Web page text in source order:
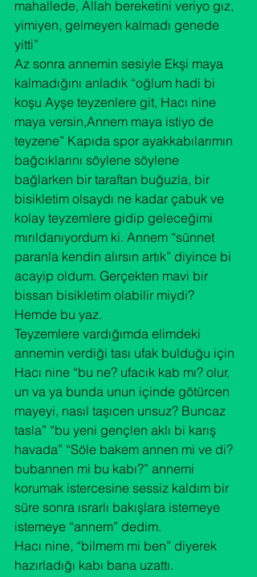
mahallede, Allah bereketini veriyo gız,
yimiyen, gelmeyen kalmadı genede
yitti”
Az sonra annemin sesiyle Ekşi maya
kalmadığını anladık “oğlum hadi bi
koşu Ayşe teyzenlere git, Hacı nine
maya versin,Annem maya istiyo de
teyzene” Kapıda spor ayakkabılarımın
bağcıklarını söylene söylene
bağlarken bir taraftan buğuzla, bir
bisikletim olsaydı ne kadar çabuk ve
kolay teyzemlere gidip geleceğimi
mırıldanıyordum ki. Annem “sünnet
paranla kendin alırsın artık” diyince bi
acayip oldum. Gerçekten mavi bir
bissan bisikletim olabilir miydi?
Hemde bu yaz.
Teyzemlere vardığımda elimdeki
annemin verdiği tası ufak bulduğu için
Hacı nine “bu ne? ufacık kab mı? olur,
un va ya bunda unun içinde götürcen
mayeyi, nasıl taşıcen unsuz? Buncaz
tasla” “bu yeni gençlen aklı bi karış
havada” “Söle bakem annen mi ve di?
bubannen mi bu kabı?” annemi
korumak istercesine sessiz kaldım bir
süre sonra ısrarlı bakışlara istemeye
istemeye “annem” dedim.
Hacı nine, “bilmem mi ben” diyerek
hazırladığı kabı bana uzattı.